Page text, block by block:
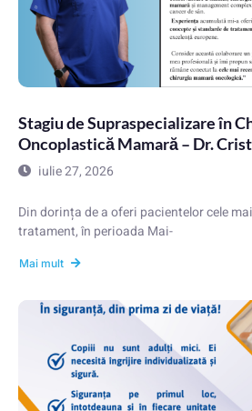
Stagiu de Supraspecializare în
Oncoplastică Mamară – Dr.
iulie 27, 2026
Din dorința de a oferi pacientelor cele
tratament, în perioada Mai-
Mai mult